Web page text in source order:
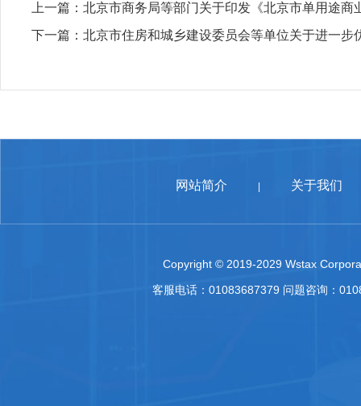
上一篇： 北京市商务局等部门关于印发《北京市单用途
下一篇： 北京市住房和城乡建设委员会等单位关于进一步
网站简介 关于我们
Copyright © 2019-2029 Wstax
客服电话：01083687379 问题咨询：